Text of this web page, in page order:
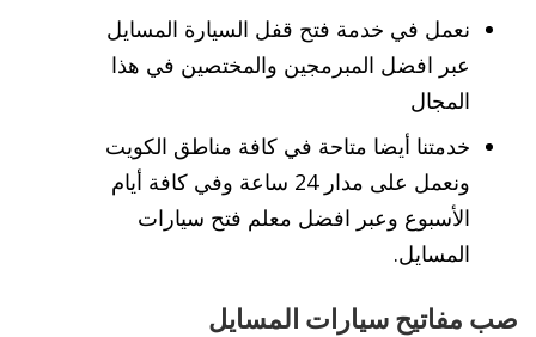
نعمل في خدمة فتح قفل السيارة المسايل
عبر افضل المبرمجين والمختصين في هذا
المجال
خدمتنا أيضا متاحة في كافة مناطق الكويت
ونعمل على مدار 24 ساعة وفي كافة أيام
الأسبوع وعبر افضل معلم فتح سيارات
المسايل.
صب مفاتيح سيارات المسايل